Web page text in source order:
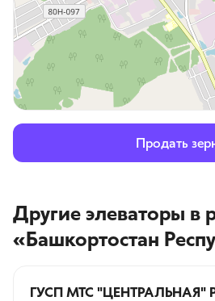
Продать
Другие элеваторы в
«Башкортостан
ГУСП МТС "ЦЕНТРАЛЬНАЯ"